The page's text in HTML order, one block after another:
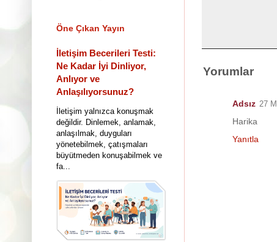
Yorumlar
Adsız 27
Harika
Yanıtla
Öne Çıkan Yayın
İletişim Becerileri Testi:
Ne Kadar İyi Dinliyor,
Anlıyor ve
Anlaşılıyorsunuz?
İletişim yalnızca konuşmak
değildir. Dinlemek, anlamak,
anlaşılmak, duyguları
yönetebilmek, çatışmaları
büyütmeden konuşabilmek ve
fa...